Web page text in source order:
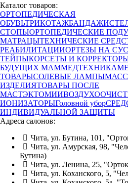
Каталог товаров:
ОРТОПЕДИЧЕСКАЯ
ОБУВЬТРИКОТАЖБАНДАЖИ
СТОПЫОРТОПЕДИЧЕСКИЕ
МАТРАЦЫТЕХНИЧЕСКИЕ
РЕАБИЛИТАЦИИОРТЕЗЫ НА
ТЕЙПЫКОРСЕТЫ И
БУДУЩИХ МАММЕДТЕХНИКА
ТОВАРЫСОЛЕВЫЕ ЛАМПЫ
ИЗДЕЛИЯТОВАРЫ ПОСЛЕ
МАСТЭКТОМИИ
ИОНИЗАТОРЫГоловной убор
ИНДИВИДУАЛЬНОЙ ЗАЩИТЫ
Адреса салонов:
Чита, ул. Бутина, 101,
Чита, ул. Амурская, 98,
Бутина)
Чита, ул. Ленина, 25,
Чита, ул. Коханского, 5,